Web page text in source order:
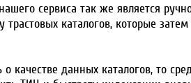
сервиса так же является
трастовых каталогов, которые
о качестве данных каталогов, то